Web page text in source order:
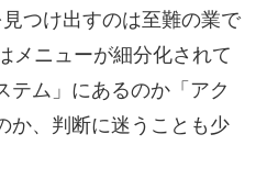
つけ出すのは至難の業で
メニューが細分化されて
テム」にあるのか「アク
か、判断に迷うことも少